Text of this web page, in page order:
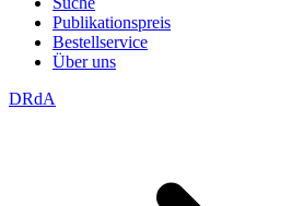
Publikationspreis
Bestellservice
Über uns
DRdA